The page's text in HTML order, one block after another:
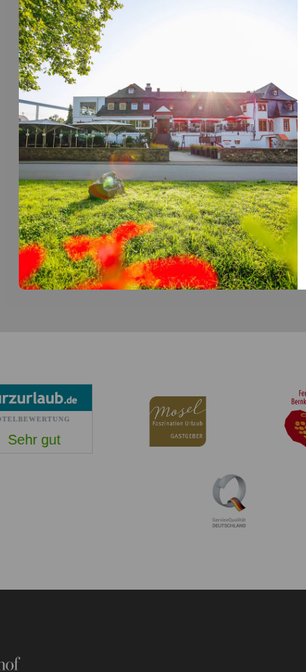
E-mail
Wachtwoord
Bevestig wachtwoord
Ik wil graag informatie over uw
Voltooi